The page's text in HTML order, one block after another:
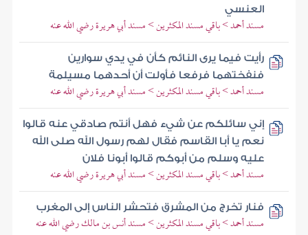
العنسي
مسند أحمد > باقي مسند المكثرين > مسند أبي هريرة رضي الله عنه
رأيت فيما يرى النائم كأن في يدي سوارين
فنفختهما فرفعا فأولت أن أحدهما مسيلمة
مسند أحمد > باقي مسند المكثرين > مسند أبي هريرة رضي الله عنه
إني سائلكم عن شيء فهل أنتم صادقي عنه قالوا
نعم يا أبا القاسم فقال لهم رسول الله صلى الله
عليه وسلم من أبوكم قالوا أبونا فلان
مسند أحمد > باقي مسند المكثرين > مسند أبي هريرة رضي الله عنه
فنار تخرج من المشرق فتحشر الناس إلى المغرب
مسند أحمد > باقي مسند المكثرين > مسند أنس بن مالك رضي الله عنه